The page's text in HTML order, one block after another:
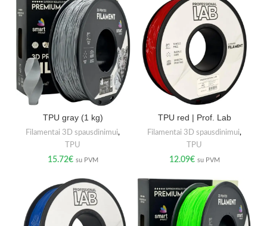
TPU gray (1 kg)
Filamentai 3D spausdinimui,
TPU
15.72€ su PVM
TPU red | Prof. Lab
Filamentai 3D spausdinimui,
TPU
12.09€ su PVM